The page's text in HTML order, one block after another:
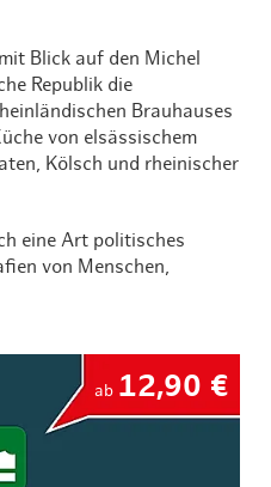
Blick auf den Michel
Republik die
Brauhauses
von elsässischem
Kölsch und rheinischer
eine Art politisches
von Menschen,
ab 12,90 €